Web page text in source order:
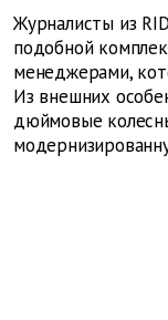
Журналисты из
подобной
менеджерами,
Из внешних
дюймовые